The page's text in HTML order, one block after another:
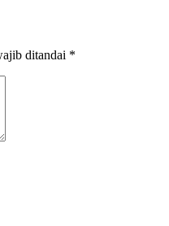
ditandai *